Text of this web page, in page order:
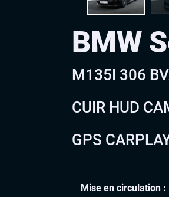
BMW
M135I 306
CUIR HUD
GPS
Mise en circulation :